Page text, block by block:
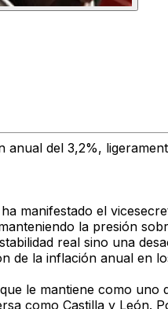
anual del 3,2%,
manifestado el
la presión
real sino una
de la inflación anual en
le mantiene como uno
como Castilla y León.